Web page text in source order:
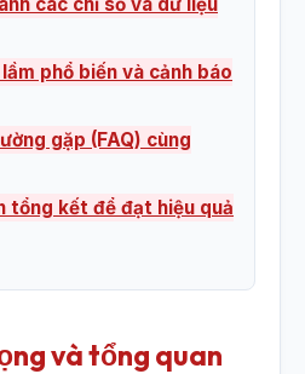
phổ biến và cảnh báo
gặp (FAQ) cùng
tổng kết để đạt hiệu quả
và tổng quan